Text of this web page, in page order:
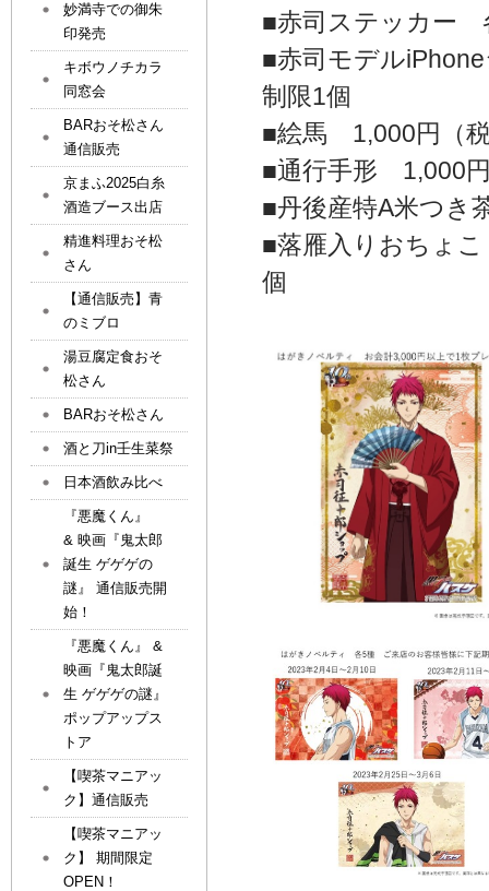
■赤司ステッカー
■赤司モデル
制限1個
■絵馬 1,000円（
■通行手形 1,000
■丹後産特A米つき
■落雁入りおちょ
個
妙満寺での御朱
印発売
キボウノチカラ
同窓会
BARおそ松さん
通信販売
京まふ2025白糸
酒造ブース出店
精進料理おそ松
さん
【通信販売】青
のミブロ
湯豆腐定食おそ
松さん
BARおそ松さん
酒と刀in壬生菜祭
日本酒飲み比べ
『悪魔くん』
& 映画『鬼太郎
誕生 ゲゲゲの
謎』 通信販売開
始！
『悪魔くん』 &
映画『鬼太郎誕
生 ゲゲゲの謎』
ポップアップス
トア
【喫茶マニアッ
ク】通信販売
【喫茶マニアッ
ク】 期間限定
OPEN！